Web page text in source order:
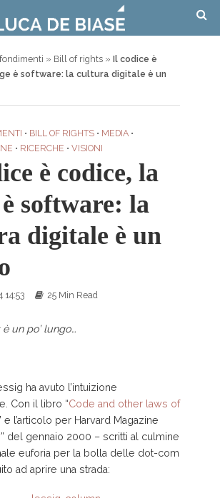
» Bill of rights» Il codice è
è software: la cultura digitale è un
• BILL OF RIGHTS • MEDIA •
• RICERCHE • VISIONI
è codice, la
software: la
digitale è un
25 Min Read
un po’ lungo…
ha avuto l’intuizione
Con il libro “Code and other laws of
e l’articolo per Harvard Magazine
” del gennaio 2000 – scritti al culmine
euforia per la bolla delle dot-com
ad aprire una strada: